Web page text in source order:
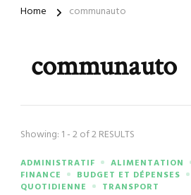
Home communauto
communauto
Showing: 1 - 2 of 2 RESULTS
ADMINISTRATIF ALIMENTATION
FINANCE
BUDGET ET DÉPENSES
QUOTIDIENNE
TRANSPORT